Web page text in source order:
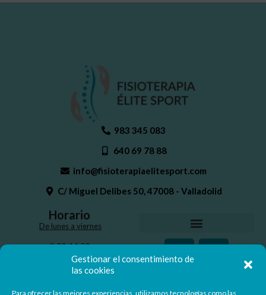
Gestionar el consentimiento de
las cookies
Para ofrecer las mejores experiencias, utilizamos tecnologías como las
983 345 083
640 69 78 88
info@fisioterapiaelitesport.com
C/ Miguel Delibes 50, 47008 - Valladolid
Horario
De lunes a viernes
9:00-14:00
16:30-20:30